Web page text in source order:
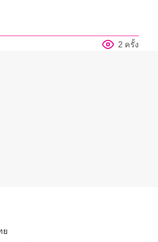
2 ครั้ง
ย